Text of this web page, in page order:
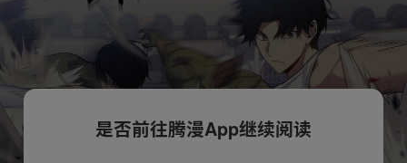
是否前往腾漫App继续阅读